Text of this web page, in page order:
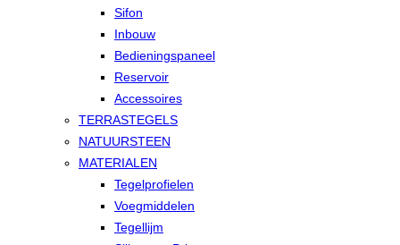
Sifon
Inbouw
Bedieningspaneel
Reservoir
Accessoires
TERRASTEGELS
NATUURSTEEN
MATERIALEN
Tegelprofielen
Voegmiddelen
Tegellijm